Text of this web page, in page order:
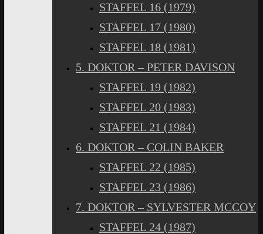
STAFFEL 16 (1979)
STAFFEL 17 (1980)
STAFFEL 18 (1981)
5. DOKTOR – PETER DAVISON
STAFFEL 19 (1982)
STAFFEL 20 (1983)
STAFFEL 21 (1984)
6. DOKTOR – COLIN BAKER
STAFFEL 22 (1985)
STAFFEL 23 (1986)
7. DOKTOR – SYLVESTER MCCOY
STAFFEL 24 (1987)